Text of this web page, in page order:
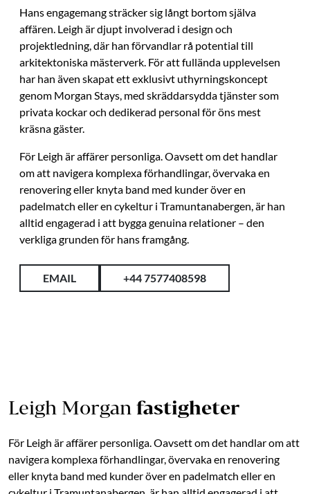
Hans engagemang sträcker sig långt bortom själva
affären. Leigh är djupt involverad i design och
projektledning, där han förvandlar rå potential till
arkitektoniska mästerverk. För att fullända upplevelsen
har han även skapat ett exklusivt uthyrningskoncept
genom Morgan Stays, med skräddarsydda tjänster som
privata kockar och dedikerad personal för öns mest
kräsna gäster.
För Leigh är affärer personliga. Oavsett om det handlar
om att navigera komplexa förhandlingar, övervaka en
renovering eller knyta band med kunder över en
padelmatch eller en cykeltur i Tramuntanabergen, är han
alltid engagerad i att bygga genuina relationer – den
verkliga grunden för hans framgång.
EMAIL +44 7577408598
Leigh Morgan fastigheter
För Leigh är affärer personliga. Oavsett om det handlar om att
navigera komplexa förhandlingar, övervaka en renovering
eller knyta band med kunder över en padelmatch eller en